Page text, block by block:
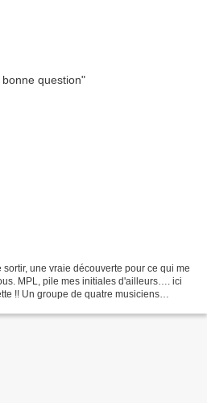
une vraie découverte pour ce qui me
MPL, pile mes initiales d'ailleurs…. ici
!! Un groupe de quatre musiciens